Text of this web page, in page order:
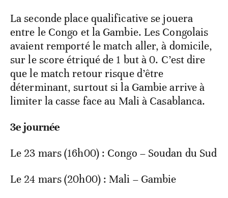
La seconde place qualificative se jouera
entre le Congo et la Gambie. Les Congolais
avaient remporté le match aller, à domicile,
sur le score étriqué de 1 but à 0. C’est dire
que le match retour risque d’être
déterminant, surtout si la Gambie arrive à
limiter la casse face au Mali à Casablanca.
3e journée
Le 23 mars (16h00) : Congo – Soudan du Sud
Le 24 mars (20h00) : Mali – Gambie